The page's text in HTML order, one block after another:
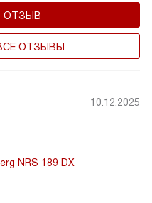
ОТЗЫВ
ОТЗЫВЫ
10.12.2025
NRS 189 DX